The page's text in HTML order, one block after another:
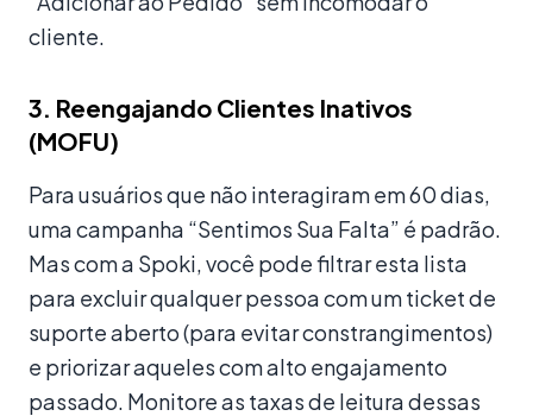
cliente.
3. Reengajando Clientes Inativos
(MOFU)
Para usuários que não interagiram em 60 dias,
uma campanha “Sentimos Sua Falta” é padrão.
Mas com a Spoki, você pode filtrar esta lista
para excluir qualquer pessoa com um ticket de
suporte aberto (para evitar constrangimentos)
e priorizar aqueles com alto engajamento
passado. Monitore as taxas de leitura dessas